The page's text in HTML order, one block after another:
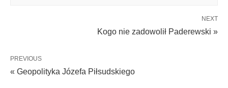
NEXT
Kogo nie zadowolił Paderewski »
PREVIOUS
« Geopolityka Józefa Piłsudskiego